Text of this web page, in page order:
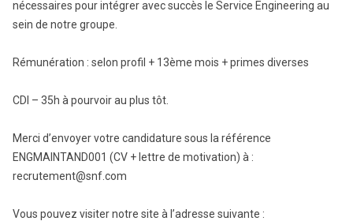
nécessaires pour intégrer avec succès le Service Engineering au
sein de notre groupe.
Rémunération : selon profil + 13ème mois + primes diverses
CDI – 35h à pourvoir au plus tôt.
Merci d’envoyer votre candidature sous la référence
ENGMAINTAND001 (CV + lettre de motivation) à :
recrutement@snf.com
Vous pouvez visiter notre site à l’adresse suivante :